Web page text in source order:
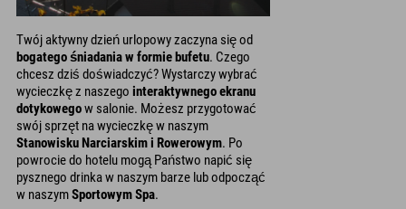
Twój aktywny dzień urlopowy zaczyna się od
bogatego śniadania w formie bufetu. Czego
chcesz dziś doświadczyć? Wystarczy wybrać
wycieczkę z naszego interaktywnego ekranu
dotykowegow salonie. Możesz przygotować
swój sprzęt na wycieczkę w naszym
Stanowisku Narciarskim i Rowerowym. Po
powrocie do hotelu mogą Państwo napić się
pysznego drinka w naszym barze lub odpocząć
w naszymSportowym Spa.